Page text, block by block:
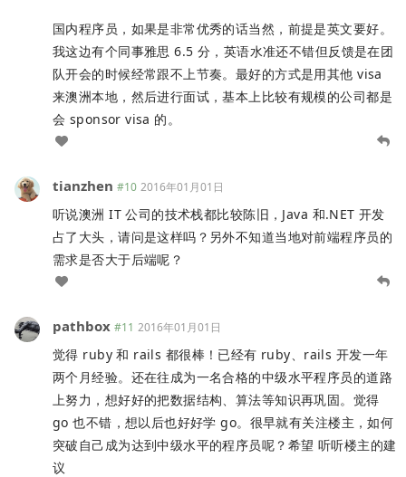
国内程序员，如果是非常优秀的话当然，前提是英文要好。
我这边有个同事雅思 6.5 分，英语水准还不错但反馈是在团
队开会的时候经常跟不上节奏。最好的方式是用其他 visa
来澳洲本地，然后进行面试，基本上比较有规模的公司都是
会 sponsor visa 的。
tianzhen #10 2016年01月01日
听说澳洲 IT 公司的技术栈都比较陈旧，Java 和.NET 开发
占了大头，请问是这样吗？另外不知道当地对前端程序员的
需求是否大于后端呢？
pathbox #11 2016年01月01日
觉得 ruby 和 rails 都很棒！已经有 ruby、rails 开发一年
两个月经验。还在往成为一名合格的中级水平程序员的道路
上努力，想好好的把数据结构、算法等知识再巩固。觉得
go 也不错，想以后也好好学 go。很早就有关注楼主，如何
突破自己成为达到中级水平的程序员呢？希望 听听楼主的建
议